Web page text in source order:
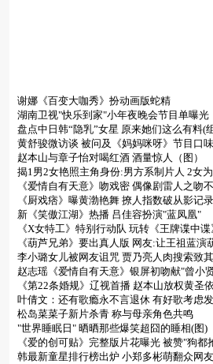
谢娜《百变大咖秀》扮动画版蛇精
湖南卫视"快乐到家"小年夜晚会节目单曝光
盘点中日韩“隐乳”女星 原来她们这么有料(
黄舒骏微访谈 被问及《妈妈咪呀》节目口
赵本山与章子怡对喝红酒 酒量惊人（图）
揭1男2女艳照主角身份:男方系制片人 2女
《爱情自有天意》吻戏密 偶像剧雷人之吻
《厨戏痞》曝黄渤艳舞 撩人指数破从影记
新《笑傲江湖》热播 吕佳容扮演"蓝凤凰"
《X女特工》特别行动队 玩转《王牌谍中
《葫芦兄弟》要出真人版 网友:让王祖蓝演
李小璐女儿被网友诅咒 贾乃亮人肉搜索致
赵志瑶《爱情自有天意》银屏初吻献"曾小
《第22条婚规》辽视首播 赵本山放权黄圣
叶倩文：还有歌瘾永不言退休 有好歌考虑
松岛菜菜子新片杀青 称与母亲角色共鸣
"世界睡眠日" 晒晒那些爆笑超囧的睡相(图)
《爱的创可贴》完整版片花曝光 被赞"狗都
韩最新童星排行榜出炉 小郑多彬萌翻众网